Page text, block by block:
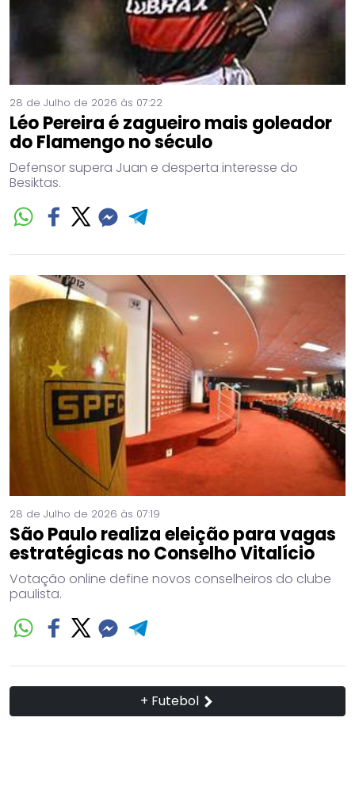
28 de Julho de 2026 às 07:22
Léo Pereira é zagueiro mais goleador
do Flamengo no século
Defensor supera Juan e desperta interesse do
Besiktas.
28 de Julho de 2026 às 07:19
São Paulo realiza eleição para vagas
estratégicas no Conselho Vitalício
Votação online define novos conselheiros do clube
paulista.
+ Futebol